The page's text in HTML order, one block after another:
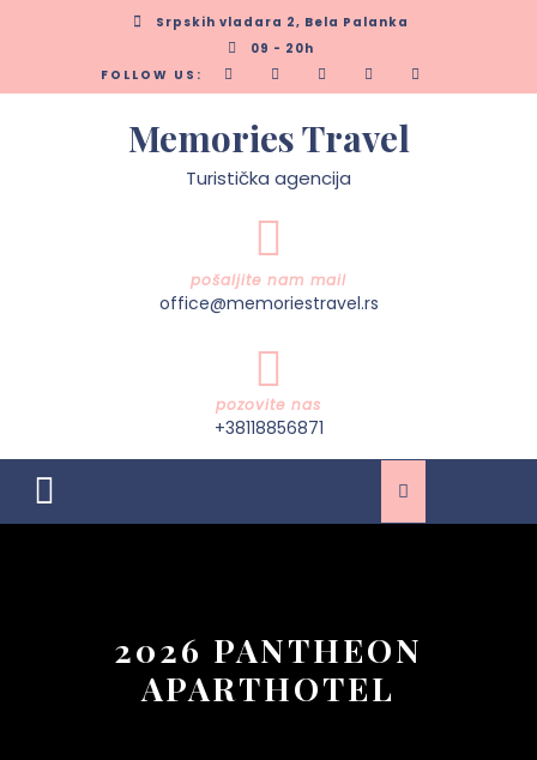
Srpskih vladara 2, Bela Palanka
09 - 20h
FOLLOW US:
Memories Travel
Turistička agencija
pošaljite nam mail
office@memoriestravel.rs
pozovite nas
+38118856871
Open
2026 PANTHEON
APARTHOTEL